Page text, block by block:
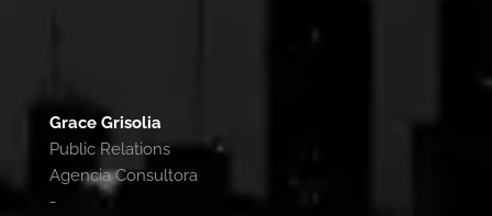
Grace Grisolia
Public Relations
Agencia Consultora
-